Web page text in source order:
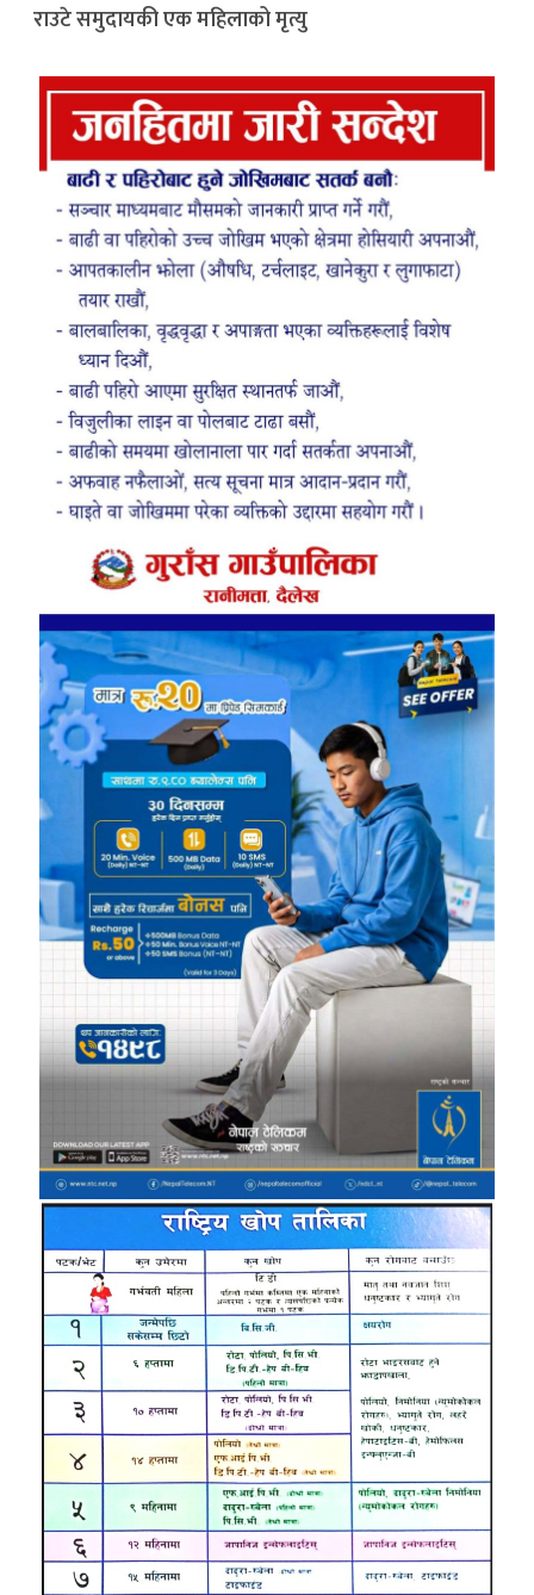
राउटे समुदायकी एक महिलाको मृत्यु